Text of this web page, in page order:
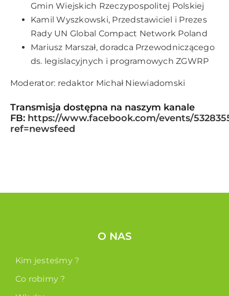
Gmin Wiejskich Rzeczypospolitej Polskiej
Kamil Wyszkowski, Przedstawiciel i Prezes
Rady UN Global Compact Network Poland
Mariusz Marszał, doradca Przewodniczącego
ds. legislacyjnych i programowych ZGWRP
Moderator: redaktor Michał Niewiadomski
Transmisja dostępna na naszym kanale
FB: https://www.facebook.com/events/
ref=newsfeed
O NAS
Kim jesteśmy ?
Co robimy ?